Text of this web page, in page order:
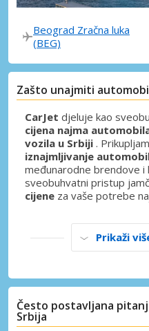
Beograd Zračna luka
(BEG)
Zašto unajmiti
CarJet djeluje kao
cijena najma
vozila u Srbiji .
iznajmljivanje
međunarodne brendove i
sveobuhvatni pristup
cijene za vaše potrebe
Prikaži
Često postavljana
Srbija